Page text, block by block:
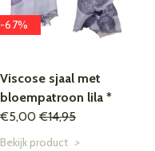
-67%
Viscose sjaal met
bloempatroon lila *
€5,00 €14,95
Bekijk product >